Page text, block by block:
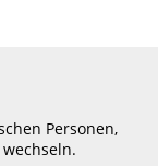
Personen,